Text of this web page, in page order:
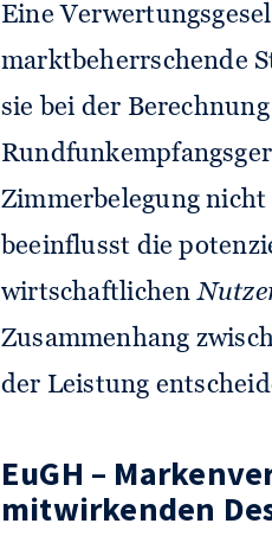
Eine
marktbeherrschende
sie bei der
Zimmerbelegung
beeinflusst die
wirtschaftlichen
Zusammenhang
der Leistung
EuGH –
mitwirkenden